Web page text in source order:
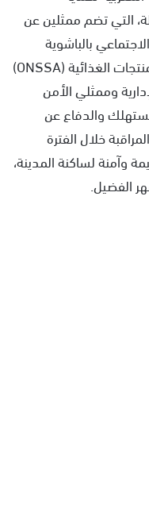
التي تضم ممثلين عن
بالباشوية
والمكتب الوطني للسلامة الصحية للمنتجات الغذائية (ONSSA)
وممثلي الأمن
والدفاع عن
خلال الفترة
وآمنة لساكنة المدينة،
الفضيل.